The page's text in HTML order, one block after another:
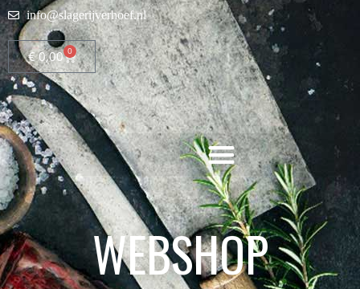
info@slagerijverhoef.nl
€0,00 0
WEBSHOP